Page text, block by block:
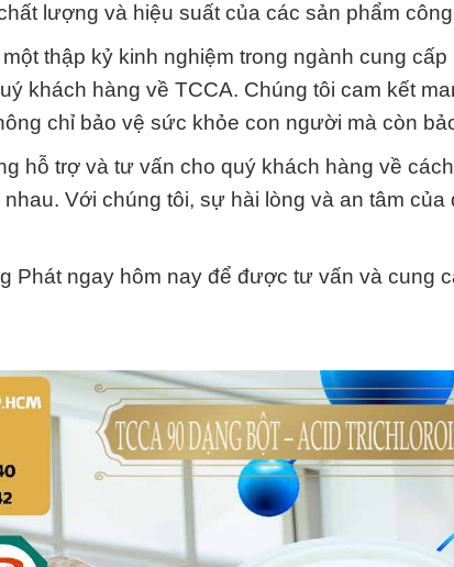
lượng và hiệu suất của các sản phẩm
thập kỷ kinh nghiệm trong ngành cung
khách hàng về TCCA. Chúng tôi cam kết
chỉ bảo vệ sức khỏe con người mà còn
hỗ trợ và tư vấn cho quý khách hàng về
Với chúng tôi, sự hài lòng và an tâm của
Phát ngay hôm nay để được tư vấn và cung